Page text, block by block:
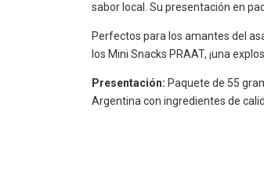
sabor local. Su presentación en
Perfectos para los amantes del
los Mini Snacks PRAAT, ¡una
Presentación: Paquete de 55
Argentina con ingredientes de